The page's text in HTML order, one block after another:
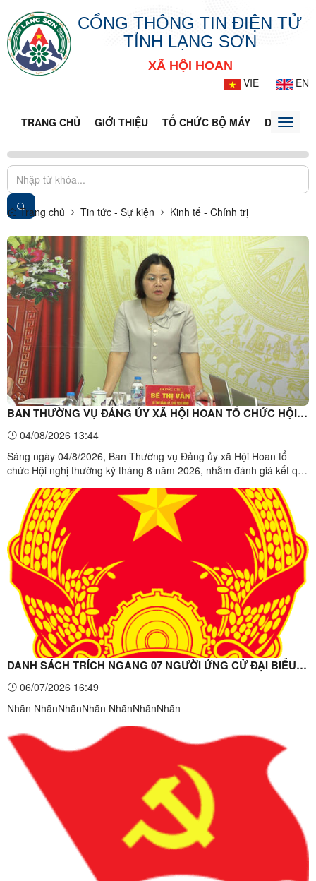
CỔNG THÔNG TIN ĐIỆN TỬ
TỈNH LẠNG SƠN
XÃ HỘI HOAN
VIE
EN
TRANG CHỦ GIỚI THIỆU TỔ CHỨC BỘ MÁY DOANH
Toggle
Trang chủ Tin tức - Sự kiện Kinh tế - Chính trị
BAN THƯỜNG VỤ ĐẢNG ỦY XÃ HỘI HOAN TỔ CHỨC HỘI
NGHỊ THƯỜNG KỲ THÁNG 8 NĂM 2026
04/08/2026 13:44
Sáng ngày 04/8/2026, Ban Thường vụ Đảng ủy xã Hội Hoan tổ
chức Hội nghị thường kỳ tháng 8 năm 2026, nhằm đánh giá kết quả
trọng tâm trong thời gian tới. Đồng chí Bế Thị Vẫn – Bí thư Đảng
ủy,Chủ tịch Hội đồng nhân dân xã chủ trì hội nghị.
DANH SÁCH TRÍCH NGANG 07 NGƯỜI ỨNG CỬ ĐẠI BIỂU
HĐND XÃ HỘI HOAN NHIỆM KỲ 2026 – 2031. Tại đơn vị bầu
cử số: 04 Gồm 06 thôn: Pò Mánh, Quảng Sơn, Háng Van,
Bản Kìa, Hòa Lạc, Nặm Hép
06/07/2026 16:49
Nhãn ​NhãnNhãn​Nhãn NhãnNhãnNhãn